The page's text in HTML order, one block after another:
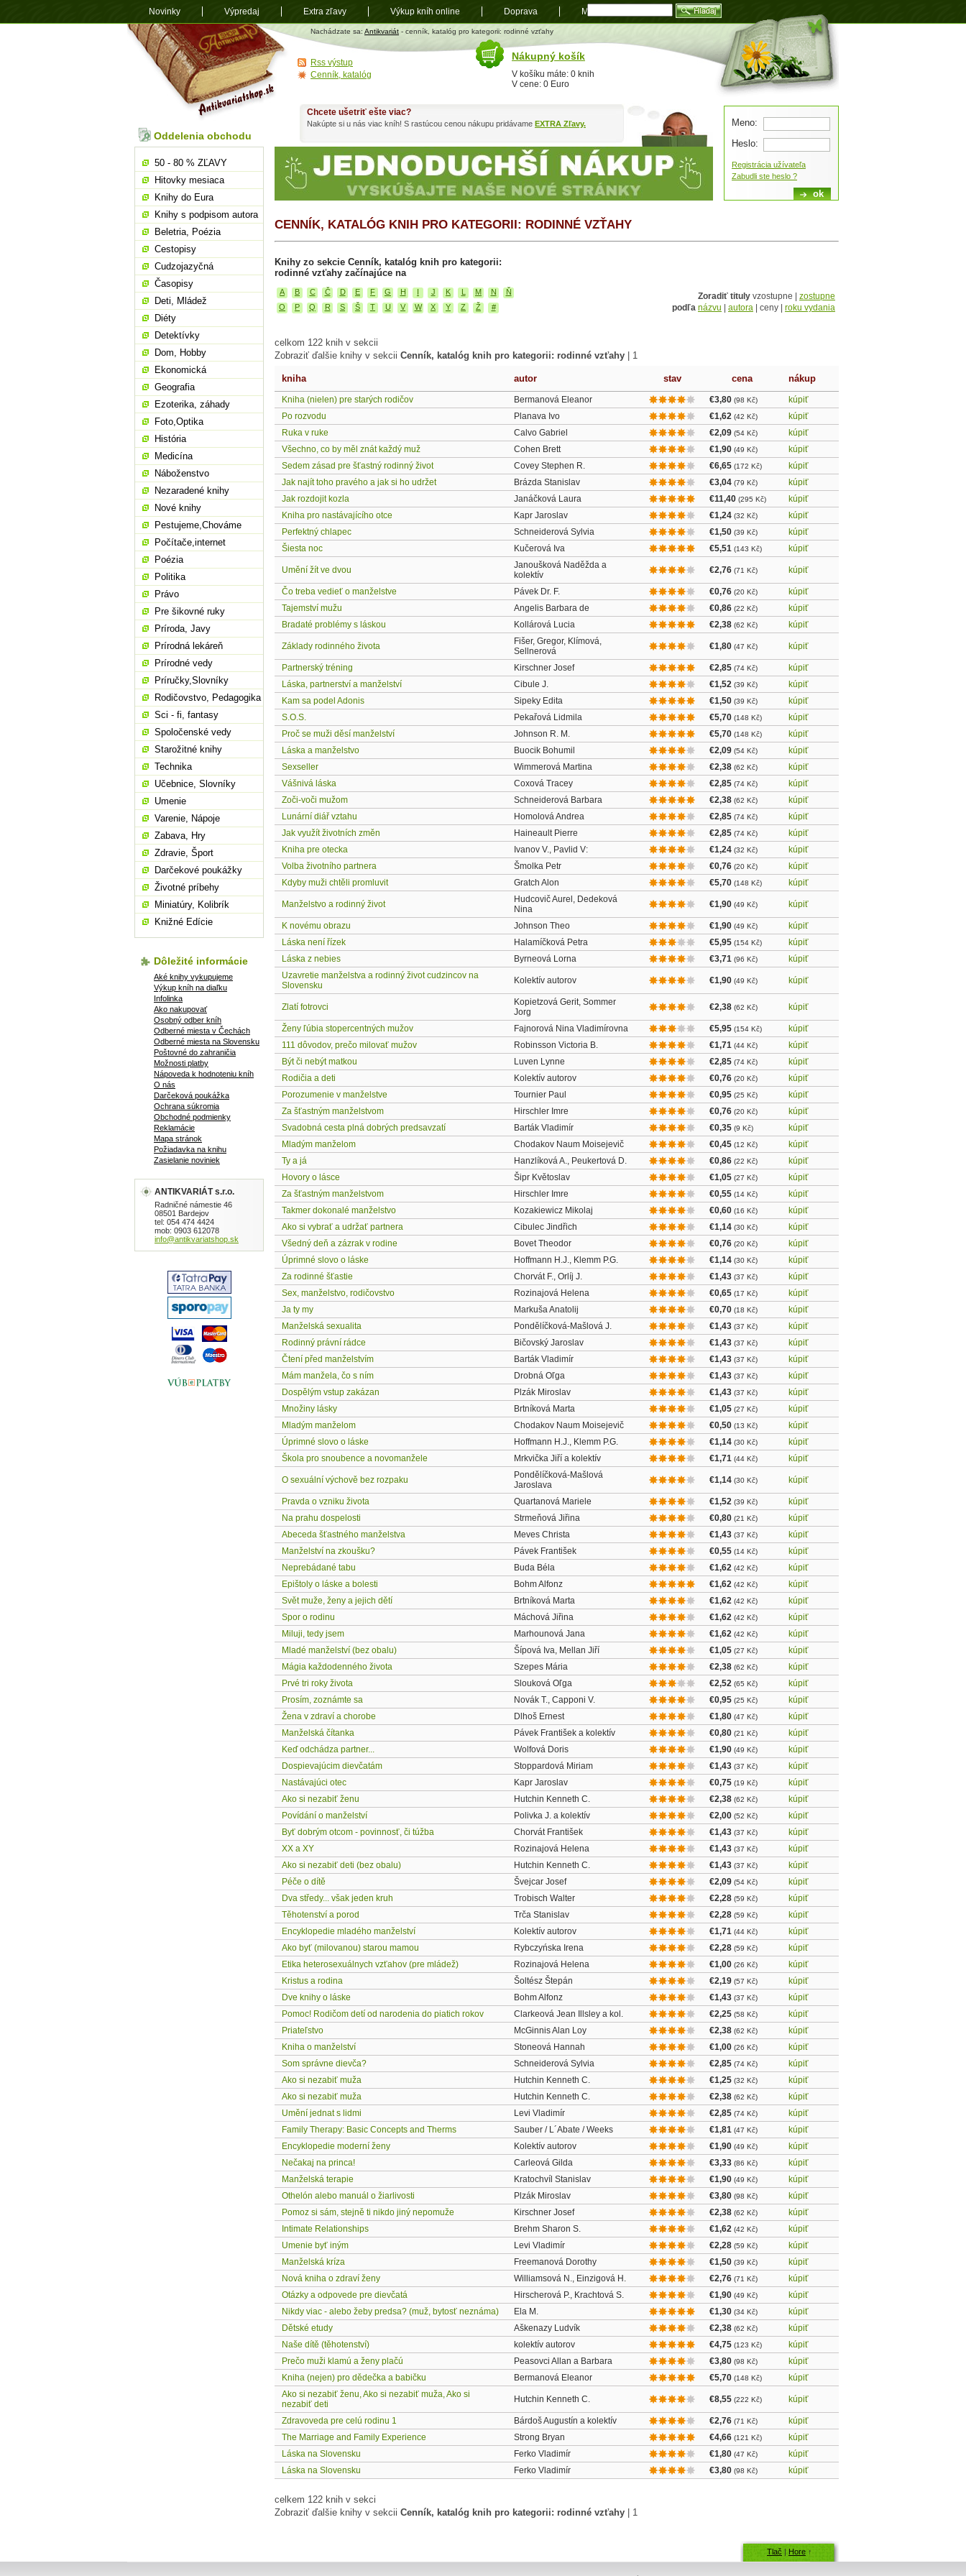
Antikvariát
shop.sk
Nachádzate sa: Antikvariát - cenník, katalóg pro kategorii: rodinné vzťahy
CENNÍK, KATALÓG KNIH PRO KATEGORII: RODINNÉ VZŤAHY
Knihy zo sekcie Cenník, katalóg knih pro kategorii:
rodinné vzťahy začínajúce na
A B C Č D E F G H J K M N
Ň
O
P Q R S Š T U V W X Y Z Ž #
Zoradiť tituly vzostupne | zostupne
podľa názvu autora | ceny | roku vydania
celkom 122 knih v sekcii
Zobraziť ďalšie knihy v sekcii Cenník, katalóg knih pro kategorii: rodinné vzťahy 1
kniha autor stav cena nákup
Kniha (nielen) pre starých rodičov Bermanová Eleanor €3,80 (98 Kč)
kúpiť
Po rozvodu
Planava Ivo €1,62 (42 Kč)
kúpiť
Ruka v ruke
Calvo Gabriel €2,09 (54 Kč)
kúpiť
Všechno, co by měl znát každý muž
Cohen Brett €1,90 (49 Kč)
kúpiť
Sedem zásad pre šťastný rodinný život
Covey Stephen R. €6,65 (172 Kč)
kúpiť
Jak najít toho pravého a jak si ho udržet
Brázda Stanislav €3,04 (79 Kč)
kúpiť
Jak rozdojit kozla
Janáčková Laura €11,40 (295 Kč)
kúpiť
Kniha pro nastávajícího otce
Kapr Jaroslav €1,24 (32 Kč)
kúpiť
Perfektný chlapec
Schneiderová Sylvia €1,50 (39 Kč)
kúpiť
Šiesta noc
Kučerová Iva €5,51 (143 Kč) kúpiť
Umění žít ve dvou
Janoušková Naděžda a
kolektív
€2,76 (71 Kč) kúpiť
Čo treba vedieť o manželstve Pávek Dr. F. €0,76 (20 Kč)
kúpiť
Tajemství mužu
Angelis Barbara de €0,86 (22 Kč)
kúpiť
Bradaté problémy s láskou
Kollárová Lucia €2,38 (62 Kč) kúpiť
Základy rodinného života
Fišer, Gregor, Klímová,
Sellnerová
€1,80 (47 Kč) kúpiť
Partnerský tréning Kirschner Josef €2,85 (74 Kč)
kúpiť
Láska, partnerství a manželství
Cibule J. €1,52 (39 Kč)
kúpiť
Kam sa podel Adonis
Sipeky Edita €1,50 (39 Kč)
kúpiť
S.O.S.
Pekařová Lidmila €5,70 (148 Kč)
kúpiť
Proč se muži děsí manželství
Johnson R. M. €5,70 (148 Kč)
kúpiť
Láska a manželstvo
Buocik Bohumil €2,09 (54 Kč)
kúpiť
Sexseller
Wimmerová Martina €2,38 (62 Kč)
kúpiť
Vášnivá láska
Coxová Tracey €2,85 (74 Kč)
kúpiť
Zoči-voči mužom
Schneiderová Barbara €2,38 (62 Kč)
kúpiť
Lunární diář vztahu
Homolová Andrea €2,85 (74 Kč)
kúpiť
Jak využít životních změn
Haineault Pierre €2,85 (74 Kč)
kúpiť
Kniha pre otecka
Ivanov V., Pavlid V: €1,24 (32 Kč)
kúpiť
Volba životního partnera
Šmolka Petr €0,76 (20 Kč)
kúpiť
Kdyby muži chtěli promluvit
Gratch Alon €5,70 (148 Kč) kúpiť
Manželstvo a rodinný život
Hudcovič Aurel, Dedeková
Nina
€1,90 (49 Kč) kúpiť
K novému obrazu Johnson Theo €1,90 (49 Kč)
kúpiť
Láska není řízek
Halamíčková Petra €5,95 (154 Kč)
kúpiť
Láska z nebies
Byrneová Lorna €3,71 (96 Kč)
kúpiť
Uzavretie manželstva a rodinný život cudzincov na
Slovensku
Kolektív autorov €1,90 (49 Kč) kúpiť
Zlatí fotrovci
Kopietzová Gerit, Sommer
Jorg
€2,38 (62 Kč) kúpiť
Ženy ľúbia stopercentných mužov Fajnorová Nina Vladimírovna €5,95 (154 Kč)
kúpiť
111 dôvodov, prečo milovať mužov
Robinsson Victoria B. €1,71 (44 Kč)
kúpiť
Být či nebýt matkou
Luven Lynne €2,85 (74 Kč)
kúpiť
Rodičia a deti
Kolektív autorov €0,76 (20 Kč)
kúpiť
Porozumenie v manželstve
Tournier Paul €0,95 (25 Kč)
kúpiť
Za šťastným manželstvom
Hirschler Imre €0,76 (20 Kč)
kúpiť
Svadobná cesta plná dobrých predsavzatí
Barták Vladimír €0,35 (9 Kč)
kúpiť
Mladým manželom
Chodakov Naum Moisejevič €0,45 (12 Kč)
kúpiť
Ty a já
Hanzlíková A., Peukertová D. €0,86 (22 Kč)
kúpiť
Hovory o lásce
Šipr Květoslav €1,05 (27 Kč)
kúpiť
Za šťastným manželstvom
Hirschler Imre €0,55 (14 Kč)
kúpiť
Takmer dokonalé manželstvo
Kozakiewicz Mikolaj €0,60 (16 Kč)
kúpiť
Ako si vybrať a udržať partnera
Cibulec Jindřich €1,14 (30 Kč)
kúpiť
Všedný deň a zázrak v rodine
Bovet Theodor €0,76 (20 Kč)
kúpiť
Úprimné slovo o láske
Hoffmann H.J., Klemm P.G. €1,14 (30 Kč)
kúpiť
Za rodinné šťastie
Chorvát F., Orlíj J. €1,43 (37 Kč)
kúpiť
Sex, manželstvo, rodičovstvo
Rozinajová Helena €0,65 (17 Kč)
kúpiť
Ja ty my
Markuša Anatolij €0,70 (18 Kč)
kúpiť
Manželská sexualita
Pondělíčková-Mašlová J. €1,43 (37 Kč)
kúpiť
Rodinný právní rádce
Bičovský Jaroslav €1,43 (37 Kč)
kúpiť
Čtení před manželstvím
Barták Vladimír €1,43 (37 Kč)
kúpiť
Mám manžela, čo s ním
Drobná Oľga €1,43 (37 Kč)
kúpiť
Dospělým vstup zakázan
Plzák Miroslav €1,43 (37 Kč)
kúpiť
Množiny lásky
Brtníková Marta €1,05 (27 Kč)
kúpiť
Mladým manželom
Chodakov Naum Moisejevič €0,50 (13 Kč)
kúpiť
Úprimné slovo o láske
Hoffmann H.J., Klemm P.G. €1,14 (30 Kč)
kúpiť
Škola pro snoubence a novomanžele
Mrkvička Jiří a kolektív €1,71 (44 Kč) kúpiť
O sexuální výchově bez rozpaku
Pondělíčková-Mašlová
Jaroslava
€1,14 (30 Kč) kúpiť
Pravda o vzniku života Quartanová Mariele €1,52 (39 Kč)
kúpiť
Na prahu dospelosti
Strmeňová Jiřina €0,80 (21 Kč)
kúpiť
Abeceda šťastného manželstva
Meves Christa €1,43 (37 Kč)
kúpiť
Manželství na zkoušku?
Pávek František €0,55 (14 Kč)
kúpiť
Neprebádané tabu
Buda Béla €1,62 (42 Kč)
kúpiť
Epištoly o láske a bolesti
Bohm Alfonz €1,62 (42 Kč)
kúpiť
Svět muže, ženy a jejich dětí
Brtníková Marta €1,62 (42 Kč)
kúpiť
Spor o rodinu
Máchová Jiřina €1,62 (42 Kč)
kúpiť
Miluji, tedy jsem
Marhounová Jana €1,62 (42 Kč)
kúpiť
Mladé manželství (bez obalu)
Šípová Iva, Mellan Jiří €1,05 (27 Kč)
kúpiť
Mágia každodenného života
Szepes Mária €2,38 (62 Kč)
kúpiť
Prvé tri roky života
Slouková Oľga €2,52 (65 Kč)
kúpiť
Prosím, zoznámte sa
Novák T., Capponi V. €0,95 (25 Kč)
kúpiť
Žena v zdraví a chorobe
Dlhoš Ernest €1,80 (47 Kč)
kúpiť
Manželská čítanka
Pávek František a kolektív €0,80 (21 Kč)
kúpiť
Keď odchádza partner...
Wolfová Doris €1,90 (49 Kč)
kúpiť
Dospievajúcim dievčatám
Stoppardová Miriam €1,43 (37 Kč)
kúpiť
Nastávajúci otec
Kapr Jaroslav €0,75 (19 Kč)
kúpiť
Ako si nezabiť ženu
Hutchin Kenneth C. €2,38 (62 Kč)
kúpiť
Povídání o manželství
Polivka J. a kolektív €2,00 (52 Kč)
kúpiť
Byť dobrým otcom - povinnosť, či túžba
Chorvát František €1,43 (37 Kč)
kúpiť
XX a XY
Rozinajová Helena €1,43 (37 Kč)
kúpiť
Ako si nezabiť deti (bez obalu)
Hutchin Kenneth C. €1,43 (37 Kč)
kúpiť
Péče o dítě
Švejcar Josef €2,09 (54 Kč)
kúpiť
Dva středy... však jeden kruh
Trobisch Walter €2,28 (59 Kč)
kúpiť
Těhotenství a porod
Trča Stanislav €2,28 (59 Kč)
kúpiť
Encyklopedie mladého manželství
Kolektív autorov €1,71 (44 Kč)
kúpiť
Ako byť (milovanou) starou mamou
Rybczyńska Irena €2,28 (59 Kč)
kúpiť
Etika heterosexuálnych vzťahov (pre mládež)
Rozinajová Helena €1,00 (26 Kč)
kúpiť
Kristus a rodina
Šoltész Štepán €2,19 (57 Kč)
kúpiť
Dve knihy o láske
Bohm Alfonz €1,43 (37 Kč)
kúpiť
Pomoc! Rodičom detí od narodenia do piatich rokov
Clarkeová Jean Illsley a kol. €2,25 (58 Kč)
kúpiť
Priateľstvo
McGinnis Alan Loy €2,38 (62 Kč)
kúpiť
Kniha o manželství
Stoneová Hannah €1,00 (26 Kč)
kúpiť
Som správne dievča?
Schneiderová Sylvia €2,85 (74 Kč)
kúpiť
Ako si nezabiť muža
Hutchin Kenneth C. €1,25 (32 Kč)
kúpiť
Ako si nezabiť muža
Hutchin Kenneth C. €2,38 (62 Kč)
kúpiť
Umění jednat s lidmi
Levi Vladimír €2,85 (74 Kč)
kúpiť
Family Therapy: Basic Concepts and Therms
Sauber / L´Abate / Weeks €1,81 (47 Kč)
kúpiť
Encyklopedie moderní ženy
Kolektív autorov €1,90 (49 Kč)
kúpiť
Nečakaj na princa!
Carleová Gilda €3,33 (86 Kč)
kúpiť
Manželská terapie
Kratochvíl Stanislav €1,90 (49 Kč)
kúpiť
Othelón alebo manuál o žiarlivosti
Plzák Miroslav €3,80 (98 Kč)
kúpiť
Pomoz si sám, stejně ti nikdo jiný nepomuže
Kirschner Josef €2,38 (62 Kč)
kúpiť
Intimate Relationships
Brehm Sharon S. €1,62 (42 Kč)
kúpiť
Umenie byť iným
Levi Vladimír €2,28 (59 Kč)
kúpiť
Manželská kríza
Freemanová Dorothy €1,50 (39 Kč)
kúpiť
Nová kniha o zdraví ženy
Williamsová N., Einzigová H. €2,76 (71 Kč)
kúpiť
Otázky a odpovede pre dievčatá
Hirscherová P., Krachtová S. €1,90 (49 Kč)
kúpiť
Nikdy viac - alebo žeby predsa? (muž, bytosť neznáma)
Ela M. €1,30 (34 Kč)
kúpiť
Dětské etudy
Aškenazy Ludvík €2,38 (62 Kč)
kúpiť
Naše dítě (těhotenství)
kolektív autorov €4,75 (123 Kč)
kúpiť
Prečo muži klamú a ženy plačú
Peasovci Allan a Barbara €3,80 (98 Kč)
kúpiť
Kniha (nejen) pro dědečka a babičku
Bermanová Eleanor €5,70 (148 Kč)
kúpiť
Ako si nezabiť ženu, Ako si nezabiť muža, Ako si
nezabiť deti
Hutchin Kenneth C. €8,55 (222 Kč) kúpiť
Zdravoveda pre celú rodinu 1 Bárdoš Augustín a kolektív €2,76 (71 Kč)
kúpiť
The Marriage and Family Experience
Strong Bryan €4,66 (121 Kč)
kúpiť
Láska na Slovensku
Ferko Vladimír €1,80 (47 Kč)
kúpiť
Láska na Slovensku
Ferko Vladimír €3,80 (98 Kč) kúpiť
celkem 122 knih v sekci
Zobraziť ďalšie knihy v sekcii Cenník, katalóg knih pro kategorii: rodinné vzťahy 1
Chcete ušetriť ešte viac?
Nakúpte si u nás viac kníh! S rastúcou cenou nákupu pridávame EXTRA Zľavy.
Oddelenia obchodu
50 - 80 % ZĽAVY
Hitovky mesiaca
Knihy do Eura
Knihy s podpisom autora
Beletria, Poézia
Cestopisy
Cudzojazyčná
Časopisy
Deti, Mládež
Diéty
Detektívky
Dom, Hobby
Ekonomická
Geografia
Ezoterika, záhady
Foto,Optika
História
Medicína
Náboženstvo
Nezaradené knihy
Nové knihy
Pestujeme,Chováme
Počítače,internet
Poézia
Politika
Právo
Pre šikovné ruky
Príroda, Javy
Prírodná lekáreň
Prírodné vedy
Príručky,Slovníky
Rodičovstvo, Pedagogika
Sci - fi, fantasy
Spoločenské vedy
Starožitné knihy
Technika
Učebnice, Slovníky
Umenie
Varenie, Nápoje
Zabava, Hry
Zdravie, Šport
Darčekové poukážky
Životné príbehy
Miniatúry, Kolibrík
Knižné Edície
Dôležité informácie
Aké knihy vykupujeme
Výkup kníh na diaľku
Infolinka
Ako nakupovať
Osobný odber kníh
Odberné miesta v Čechách
Odberné miesta na Slovensku
Poštovné do zahraničia
Možnosti platby
Nápoveda k hodnoteniu kníh
O nás
Darčeková poukážka
Ochrana súkromia
Obchodné podmienky
Reklamácie
Mapa stránok
Požiadavka na knihu
Zasielanie noviniek
ANTIKVARIÁT s.r.o.
Radničné námestie 46
08501 Bardejov
tel: 054 474 4424
mob: 0903 612078
info@antikvariatshop.sk
Meno:
Heslo:
Registrácia užívateľa
Zabudli ste heslo ?
Nákupný košík
V košíku máte: 0 knih
V cene: 0 Euro
Rss výstup
Cenník, katalóg
Novinky Výpredaj Extra zľavy Výkup kníh online Doprava Mapa
Tlač Hore ↑